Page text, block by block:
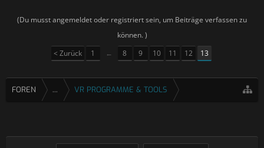
(Du musst angemeldet oder registriert sein, um Beiträge verfassen zu
können. )
< Zurück
1 ← 8 9 10 11 12 13
FOREN ... VR PROGRAMME & TOOLS